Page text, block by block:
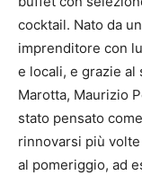
cocktail. Nato da
imprenditore con
e locali, e grazie al
Marotta, Maurizio
stato pensato
rinnovarsi più
al pomeriggio, ad